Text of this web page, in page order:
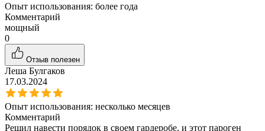
Опыт использования: более года
Комментарий
мощный
0
Отзыв полезен
Леша Булгаков
17.03.2024
Опыт использования: несколько месяцев
Комментарий
Решил навести порядок в своем гардеробе, и этот пароген